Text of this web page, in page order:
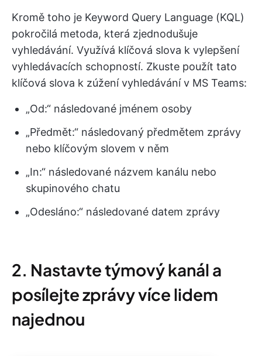
Kromě toho je Keyword Query Language (KQL)
pokročilá metoda, která zjednodušuje
vyhledávání. Využívá klíčová slova k vylepšení
vyhledávacích schopností. Zkuste použít tato
klíčová slova k zúžení vyhledávání v MS Teams:
„Od:“ následované jménem osoby
„Předmět:“ následovaný předmětem zprávy
nebo klíčovým slovem v něm
„In:“ následované názvem kanálu nebo
skupinového chatu
„Odesláno:“ následované datem zprávy
2. Nastavte týmový kanál a
posílejte zprávy více lidem
najednou